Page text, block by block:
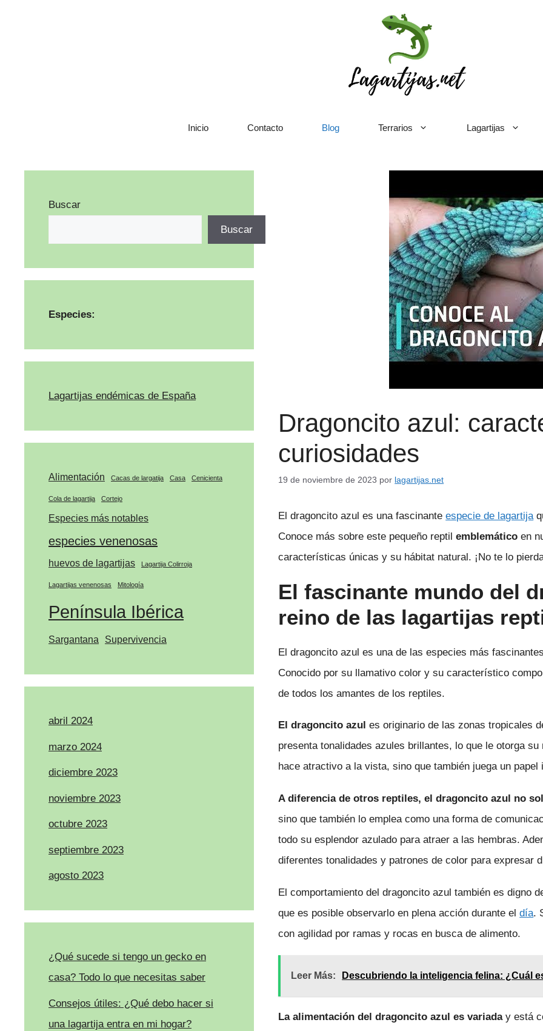
Inicio Contacto Blog Terrarios Lagartijas
Dragoncito azul:
curiosidades
19 de noviembre de 2023 por lagartijas.net
El dragoncito azul es una fascinanteespecie de lagartija
Conoce más sobre este pequeño reptilemblemático en
características únicas y su hábitat natural. ¡No te lo
El fascinante mundo del
reino de las lagartijas
El dragoncito azul es una de las especies más
Conocido por su llamativo color y su característico
de todos los amantes de los reptiles.
El dragoncito azules originario de las zonas tropicales
presenta tonalidades azules brillantes, lo que le otorga
hace atractivo a la vista, sino que también juega un
A diferencia de otros reptiles, el dragoncito azul no
sino que también lo emplea como una forma de
todo su esplendor azulado para atraer a las hembras.
diferentes tonalidades y patrones de color para expresar
El comportamiento del dragoncito azul también es digno
que es posible observarlo en plena acción durante eldía.
con agilidad por ramas y rocas en busca de alimento.
Leer Más: Descubriendo la inteligencia felina: ¿Cuál
La alimentación del dragoncito azul es variaday está
Buscar
Buscar
Especies:
Lagartijas endémicas de España
Alimentación Cacas de largatija Casa Cenicienta
Cola de lagartija Cortejo
Especies más notables
especies venenosas
huevos de lagartijas Lagartija Colirroja
Lagartijas venenosas Mitología
Península Ibérica
Sargantana Supervivencia
abril 2024
marzo 2024
diciembre 2023
noviembre 2023
octubre 2023
septiembre 2023
agosto 2023
¿Qué sucede si tengo un gecko en
casa? Todo lo que necesitas saber
Consejos útiles: ¿Qué debo hacer si
una lagartija entra en mi hogar?